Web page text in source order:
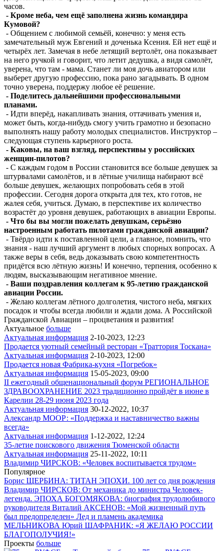
часов.
- Кроме неба, чем ещё заполнена жизнь командира
Кумовой?
- Общением с любимой семьёй, конечно: у меня есть
замечательный муж Евгений и доченька Ксения. Ей нет ещё и
четырёх лет. Замечая в небе летящий вертолёт, она показывает
на него ручкой и говорит, что летит дедушка, а видя самолёт,
уверена, что там - мама. Станет ли моя дочь авиатором или
выберет другую профессию, пока рано загадывать. В одном
точно уверена, поддержу любое её решение.
- Поделитесь дальнейшими профессиональными
планами.
- Идти вперёд, накапливать знания, оттачивать умения и,
может быть, когда-нибудь смогу учить грамотно и безопасно
выполнять нашу работу молодых специалистов. Инструктор –
следующая ступень карьерного роста.
- Каковы, на ваш взгляд, перспективы у российских
женщин-пилотов?
- С каждым годом в России становится все больше девушек за
штурвалами самолётов, и в лётные училища набирают всё
больше девушек, желающих попробовать себя в этой
профессии. Сегодня дорога открыта для тех, кто готов, не
жалея себя, учиться. Думаю, в перспективе их количество
возрастёт до уровня девушек, работающих в авиации Европы.
- Что бы вы могли пожелать девушкам, серьёзно
настроенным работать пилотами гражданской авиации?
- Твёрдо идти к поставленной цели, а главное, помнить, что
знания - наш лучший аргумент в любых спорных вопросах. А
также веры в себя, ведь доказывать свою компетентность
придётся всю лётную жизнь! И конечно, терпения, особенно к
людям, высказывающим негативное мнение.
- Ваши поздравления коллегам к 95-летию гражданской
авиации России.
- Желаю коллегам лётного долголетия, чистого неба, мягких
посадок и чтобы всегда любили и ждали дома. А Российской
Гражданской Авиации – процветания и развития!
Актуальное больше
Актуальная информация 2-10-2023, 12:23
Продается уютный семейный ресторан «Траттория Тоскана»
Актуальная информация 2-10-2023, 12:00
Продается новая Фабрика-кухня «Погребок»
Актуальная информация 15-05-2023, 09:00
II ежегодный общенациональный форум РЕГИОНАЛЬНОЕ
ЗДРАВООХРАНЕНИЕ 2023 традиционно пройдёт в июне в
Карелии 28-29 июня 2023 года
Актуальная информация 30-12-2022, 10:37
Александр МООР: «Поддержка и наставничество важны
всегда»
Актуальная информация 1-12-2022, 12:24
35-летие поискового движения Тюменской области
Актуальная информация 25-11-2022, 10:11
Владимир ЧИРСКОВ: «Человек воспитывается трудом»
Популярное
Борис ЩЕРБИНА: ТИТАН ЭПОХИ. 100 лет со дня рождения
Владимир ЧИРСКОВ: От механика до министра Человек-
легенда. ЭПОХА БОГОМЯКОВА: биография трудолюбивого
руководителя Виталий АКСЕНОВ: «Мой жизненный путь
был предопределен» Лед и пламень академика
МЕЛЬНИКОВА Юрий ШАФРАНИК: «Я ЖЕЛАЮ РОССИИ
БЛАГОПОЛУЧИЯ!»
Проекты больше